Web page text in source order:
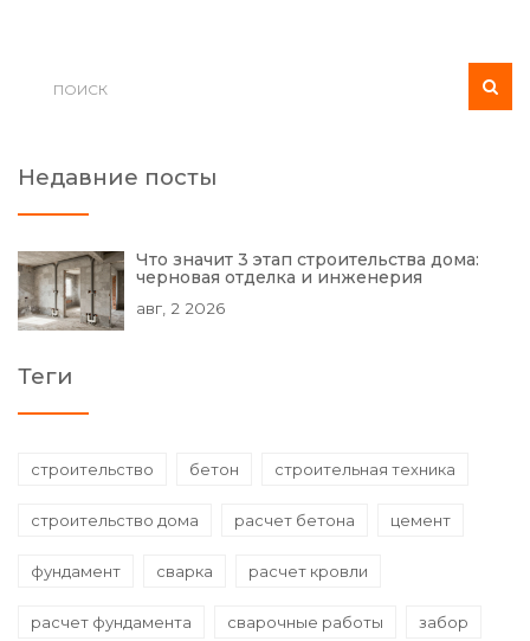
Недавние посты
Что значит 3 этап строительства дома:
черновая отделка и инженерия
авг, 2 2026
Теги
строительство бетон строительная техника
строительство дома расчет бетона цемент
фундамент сварка расчет кровли
расчет фундамента сварочные работы забор